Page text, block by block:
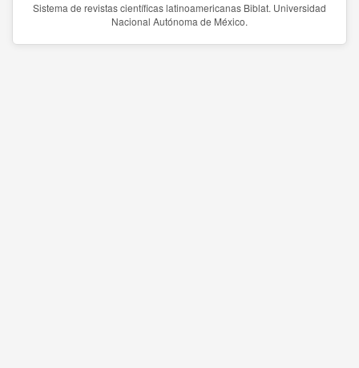
Sistema de revistas científicas latinoamericanas Biblat. Universidad
Nacional Autónoma de México.